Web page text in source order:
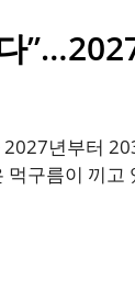
년부터
먹구름이 끼고